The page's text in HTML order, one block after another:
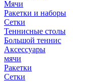
Мячи
Ракетки и наборы
Сетки
Теннисные столы
Большой теннис
Аксессуары
мячи
Ракетки
Сетки